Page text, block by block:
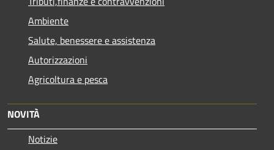
Ambiente
Salute, benessere e assistenza
Autorizzazioni
Agricoltura e pesca
NOVITÀ
Notizie